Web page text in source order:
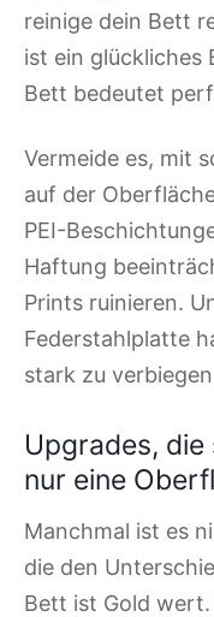
reinige dein Bett
ist ein glückliches
Bett bedeutet
Vermeide es, mit
auf der
PEI-
Haftung
Prints ruinieren.
Federstahlplatte
stark zu
Upgrades,
nur eine
Manchmal ist es
die den
Bett ist Gold